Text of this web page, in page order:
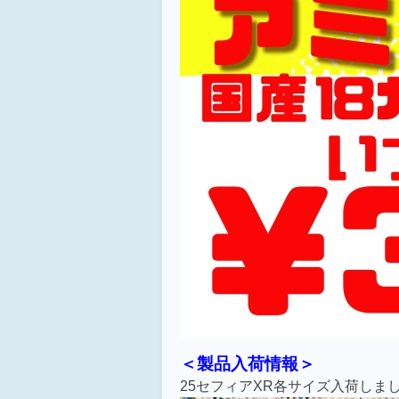
＜製品入荷情報＞
25セフィアXR各サイズ入荷しま